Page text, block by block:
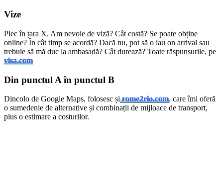
Vize
Plec în țara X. Am nevoie de viză? Cât costă? Se poate obține
online? În cât timp se acordă? Dacă nu, pot să o iau on arrival sau
trebuie să mă duc la ambasadă? Cât durează? Toate răspunsurile, pe
visa.com
Din punctul A în punctul B
Dincolo de Google Maps, folosesc șirome2rio.com, care îmi oferă
o sumedenie de alternative și combinații de mijloace de transport,
plus o estimare a costurilor.